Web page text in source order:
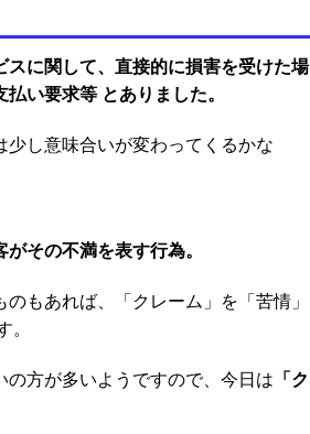
に関して、直接的に損害を受けた場
い要求等 とありました。
し意味合いが変わってくるかな
その不満を表す行為。
もあれば、「クレーム」を「苦情」
方が多いようですので、 今日は 「ク